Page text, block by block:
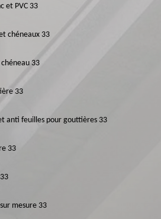
et PVC 33
chéneaux 33
33
33
anti feuilles pour gouttières 33
33
mesure 33